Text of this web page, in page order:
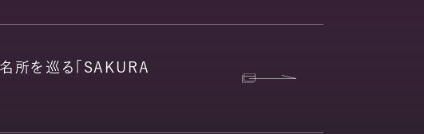
所を巡る「SAKURA